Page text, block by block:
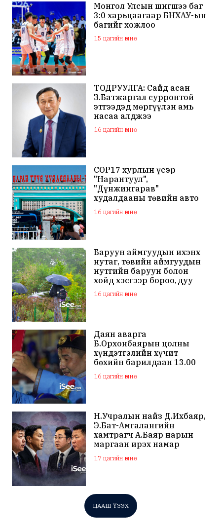
Монгол Улсын шигшээ баг
3:0 харьцаагаар БНХАУ-ын
багийг хожлоо
15 цагийн өмнө
ТОДРУУЛГА: Сайд асан
З.Батжаргал сурронтой
этгээдэд мөргүүлэн амь
насаа алджээ
16 цагийн өмнө
COP17 хурлын үеэр
"Нарантуул",
"Дүнжингарав"
худалдааны төвийн авто
зогсоолыг хаана
16 цагийн өмнө
Баруун аймгуудын ихэнх
нутаг, төвийн аймгуудын
нутгийн баруун болон
хойд хэсгээр бороо, дуу
цахилгаантай аадар бороо
16 цагийн өмнө
Даян аварга
Б.Орхонбаярын цолны
хүндэтгэлийн хүчит
бөхийн барилдаан 13.00
цагаас эхэлнэ
16 цагийн өмнө
Н.Учралын найз Д.Ихбаяр,
Э.Бат-Амгалангийн
хамтрагч А.Баяр нарын
маргаан ирэх намар
нийслэлийн МАН дахин
хагарахыг харуулж байна
17 цагийн өмнө
ЦААШ ҮЗЭХ